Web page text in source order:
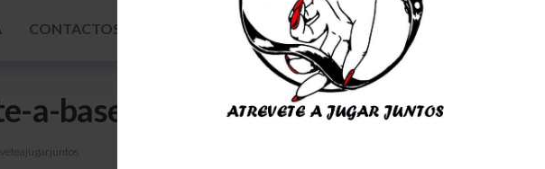
CONTACTOS Y CONSULTAS SERVICIOS
a-base-de-agua-sweet-cherry-150-ml